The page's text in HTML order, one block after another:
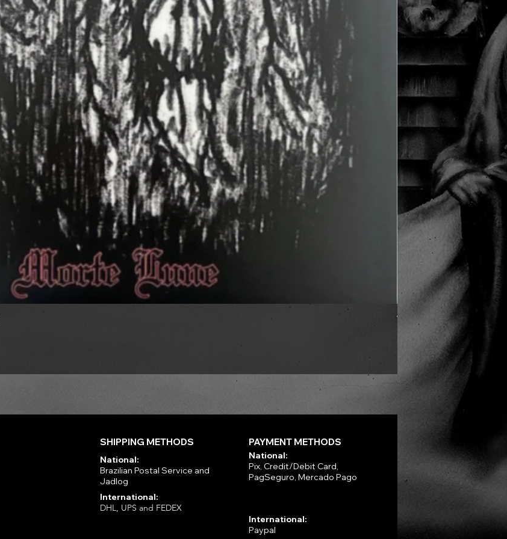
VLAD TEPES - Into
SHIPPING METHODS
National:
Brazilian Postal Service and
Jadlog
International:
DHL, UPS and FEDEX
PAYMENT METHODS
National:
Pix, Credit/Debit Card,
PagSeguro, Mercado Pago
International:
Paypal